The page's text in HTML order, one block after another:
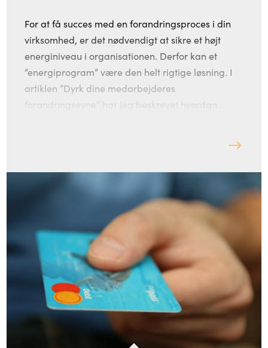
For at få succes med en forandringsproces i din
virksomhed, er det nødvendigt at sikre et højt
energiniveau i organisationen. Derfor kan et
“energiprogram” være den helt rigtige løsning. I
artiklen ”Dyrk dine medarbejderes
forandringsevne” har jeg beskrevet hvordan...